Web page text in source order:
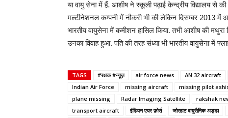
या वायु सेना में हैं. आशीष ने स्कूली पढ़ाई केन्द्रीय विद्यालय
मल्टीनेशनल कम्पनी में नौकरी भी की लेकिन दिसम्बर 2013 में
भारतीय वायुसेना में कमीशन हासिल किया. तभी आशीष की
उनका विवाह हुआ. पति की तरह संध्या भी भारतीय वायुसेना में
TAGS #रक्षक #न्यूज़ air force news AN 32 aircraft
Indian Air Force
missing aircraft missing pilot
plane missing
Radar Imaging Satellite rakshak
transport aircraft
इंडियन एयर फ़ोर्स जोरहाट वायुसैनिक अड्डा